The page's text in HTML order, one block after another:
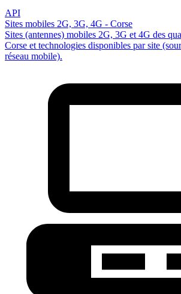
API
Sites mobiles 2G, 3G, 4G - Corse
Sites (antennes) mobiles 2G, 3G et 4G des
Corse et technologies disponibles par site
réseau mobile).